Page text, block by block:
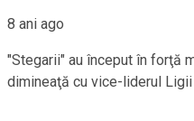
8 ani ago
"Stegarii" au început în forţă
dimineaţă cu vice-liderul Ligii